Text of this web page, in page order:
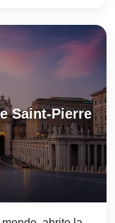
Saint-Pierre